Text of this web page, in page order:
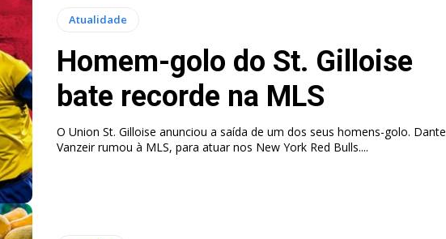
Atualidade
Homem-golo do St. Gilloise
bate recorde na MLS
O Union St. Gilloise anunciou a saída de um dos seus homens-golo. Dante
Vanzeir rumou à MLS, para atuar nos New York Red Bulls....